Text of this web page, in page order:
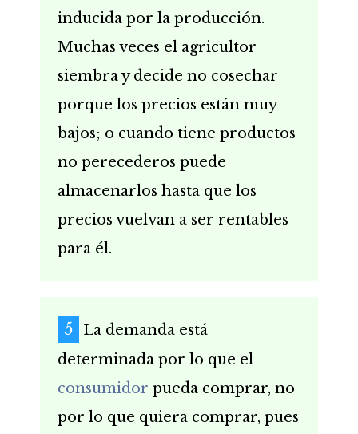
inducida por la producción.
Muchas veces el agricultor
siembra y decide no cosechar
porque los precios están muy
bajos; o cuando tiene productos
no perecederos puede
almacenarlos hasta que los
precios vuelvan a ser rentables
para él.
La demanda está
determinada por lo que el
consumidor pueda comprar, no
por lo que quiera comprar, pues